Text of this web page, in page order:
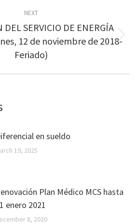
NEXT
Next
post:
DEL SERVICIO DE ENERGÍA
12 de noviembre de 2018-
Feriado)
en sueldo
19, 2025
Plan Médico MCS hasta
enero 2021
8, 2020